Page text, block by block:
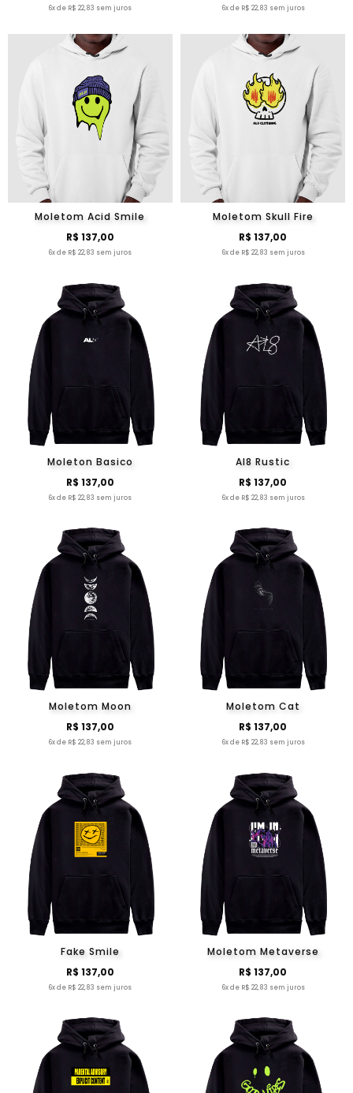
6x de R$ 22,83 sem juros 6x de R$ 22,83 sem juros
Moletom Acid Smile
R$ 137,00
6x de R$ 22,83 sem juros
Moletom Skull Fire
R$ 137,00
6x de R$ 22,83 sem juros
Moleton Basico
R$ 137,00
6x de R$ 22,83 sem juros
Al8 Rustic
R$ 137,00
6x de R$ 22,83 sem juros
Moletom Moon
R$ 137,00
6x de R$ 22,83 sem juros
Moletom Cat
R$ 137,00
6x de R$ 22,83 sem juros
Fake Smile
R$ 137,00
6x de R$ 22,83 sem juros
Moletom Metaverse
R$ 137,00
6x de R$ 22,83 sem juros